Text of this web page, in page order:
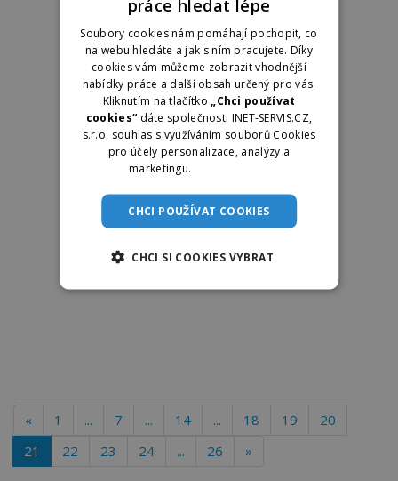
« 1 ... 7 ... 14 ... 18 19
20
21
22 23 24 ... 26 »
práce hledat lépe
Soubory cookies nám pomáhají pochopit, co
na webu hledáte a jak s ním pracujete. Díky
cookies vám můžeme zobrazit vhodnější
nabídky práce a další obsah určený pro vás.
Kliknutím na tlačítko„Chci používat
cookies“ dáte společnosti INET-SERVIS.CZ,
s.r.o. souhlas s využíváním souborů Cookies
pro účely personalizace, analýzy a
marketingu.
CHCI POUŽÍVAT COOKIES
CHCI SI COOKIES VYBRAT